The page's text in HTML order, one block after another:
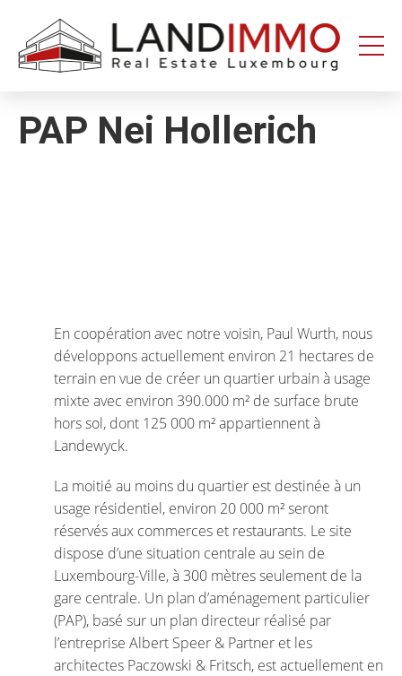
Aller au
contenu
Aller
en
bas
page
PAP Nei Hollerich
En coopération avec notre voisin, Paul Wurth, nous
développons actuellement environ 21 hectares de
terrain en vue de créer un quartier urbain à usage
mixte avec environ 390.000 m² de surface brute
hors sol, dont 125 000 m² appartiennent à
Landewyck.
La moitié au moins du quartier est destinée à un
usage résidentiel, environ 20 000 m² seront
réservés aux commerces et restaurants. Le site
dispose d’une situation centrale au sein de
Luxembourg-Ville, à 300 mètres seulement de la
gare centrale. Un plan d’aménagement particulier
(PAP), basé sur un plan directeur réalisé par
l’entreprise Albert Speer & Partner et les
architectes Paczowski & Fritsch, est actuellement en